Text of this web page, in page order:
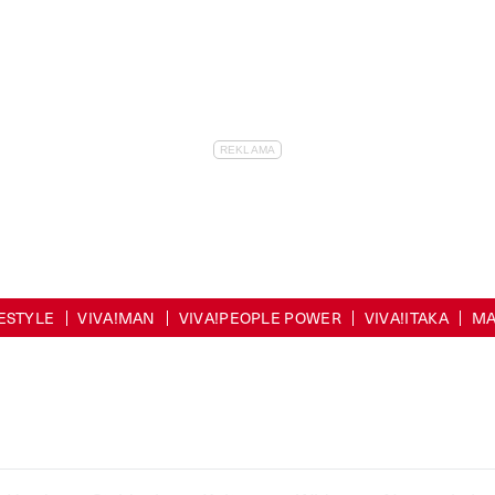
VIVA!MAN VIVA!PEOPLE POWER VIVA!ITAKA